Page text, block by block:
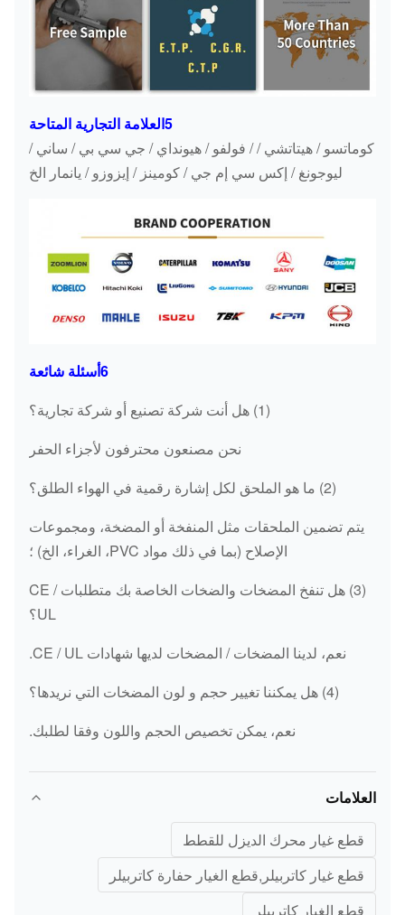
EX200-5 علبة
التروس المتحركة
صندوق
التروس
المتحرك
EX200-5
صندوق
المتحرك
جديد
صندوق
المتحرك
31N6-10150
المتحرك
المتحرك
31NA-10152
صندوق
التروس
المتحرك
R360-7
صندوق
التروس
المتحرك
R250LC-7
PC200-8 صندوق
التروس المتحرك
التروس
PC200-8
130426-00024
التروس
المتحرك
(دوسان ديكس
191-2693
التروس
المتحرك
EC360 النوع
صندوق
5العلامة التجارية المتاحة
كوماتسو / هيتاتشي / / فولفو / هيونداي / جي سي بي / ساني /
ليوجونغ / إكس سي إم جي / كومينز / إيزوزو / يانمار الخ
6أسئلة شائعة
(1) هل أنت شركة تصنيع أو شركة تجارية؟
نحن مصنعون محترفون لأجزاء الحفر
(2) ما هو الملحق لكل إشارة رقمية في الهواء الطلق؟
يتم تضمين الملحقات مثل المنفخة أو المضخة، ومجموعات
الإصلاح (بما في ذلك مواد PVC، الغراء، الخ) ؛
(3) هل تنفخ المضخات والضخات الخاصة بك متطلبات CE /
UL؟
نعم، لدينا المضخات / المضخات لديها شهادات CE / UL.
(4) هل يمكننا تغيير حجم و لون المضخات التي نريدها؟
نعم، يمكن تخصيص الحجم واللون وفقا لطلبك.
العلامات
قطع غيار محرك الديزل للقطط
قطع غيار كاتربيلر,قطع الغيار حفارة كاتربيلر
قطع الغيار كاتربيلر